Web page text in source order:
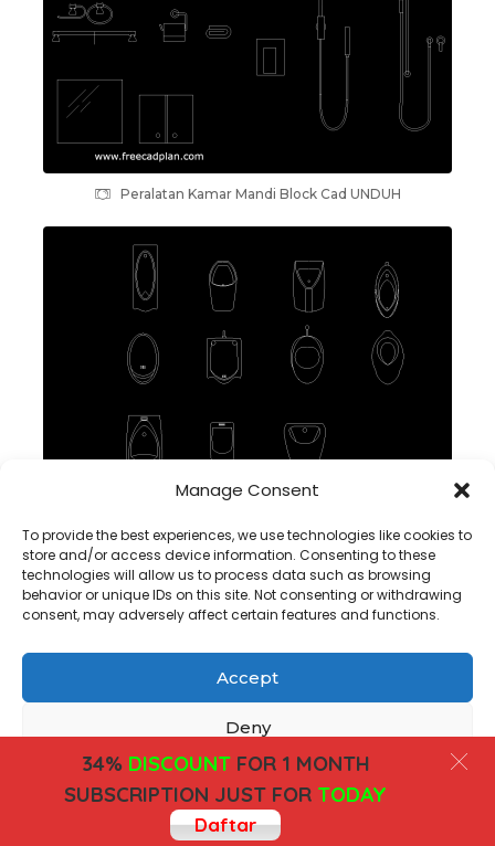
Manage Consent
To provide the best experiences, we use technologies like cookies to
store and/or access device information. Consenting to these
technologies will allow us to process data such as browsing
behavior or unique IDs on this site. Not consenting or withdrawing
consent, may adversely affect certain features and functions.
Accept
Deny
View preferences
CookiesPrivacy Policy
Peralatan Kamar Mandi Block Cad UNDUH
Copyright@ www.freecadplan.com
Privacy Policy-About Us-Contact-Cookies
34%DISCOUNTFOR 1 MONTH
SUBSCRIPTION JUST FOR TODAY
Daftar